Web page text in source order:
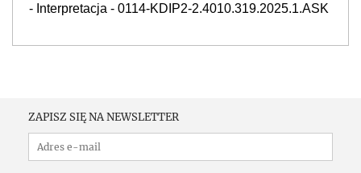
- Interpretacja - 0114-KDIP2-2.4010.319.2025.1.ASK
ZAPISZ SIĘ NA NEWSLETTER